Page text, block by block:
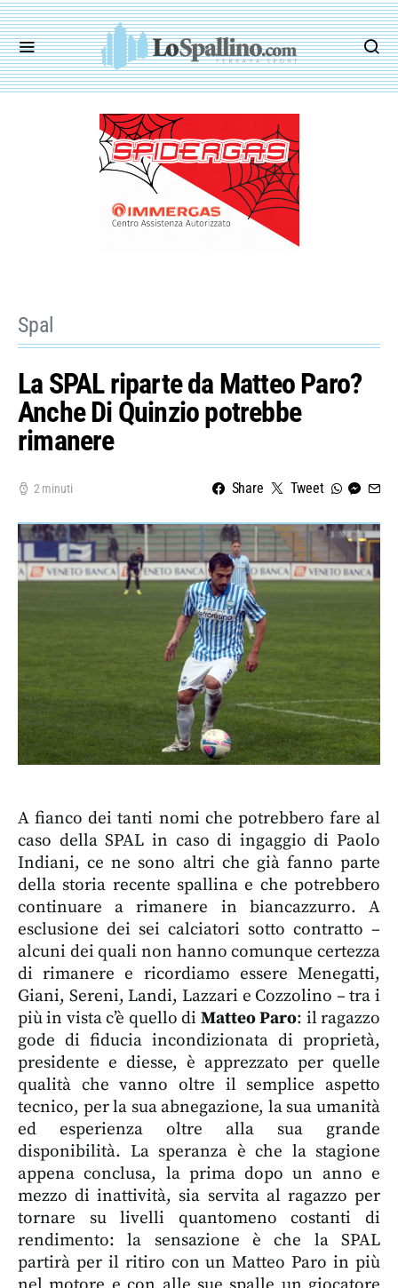
Spal
La SPAL riparte da Matteo Paro?
Anche Di Quinzio potrebbe
rimanere
2 minuti Share Tweet
A fianco dei tanti nomi che potrebbero fare al
caso della SPAL in caso di ingaggio di Paolo
Indiani, ce ne sono altri che già fanno parte
della storia recente spallina e che potrebbero
continuare a rimanere in biancazzurro. A
esclusione dei sei calciatori sotto contratto –
alcuni dei quali non hanno comunque certezza
di rimanere e ricordiamo essere Menegatti,
Giani, Sereni, Landi, Lazzari e Cozzolino – tra i
più in vista c’è quello di Matteo Paro: il ragazzo
gode di fiducia incondizionata di proprietà,
presidente e diesse, è apprezzato per quelle
qualità che vanno oltre il semplice aspetto
tecnico, per la sua abnegazione, la sua umanità
ed esperienza oltre alla sua grande
disponibilità. La speranza è che la stagione
appena conclusa, la prima dopo un anno e
mezzo di inattività, sia servita al ragazzo per
tornare su livelli quantomeno costanti di
rendimento: la sensazione è che la SPAL
partirà per il ritiro con un Matteo Paro in più